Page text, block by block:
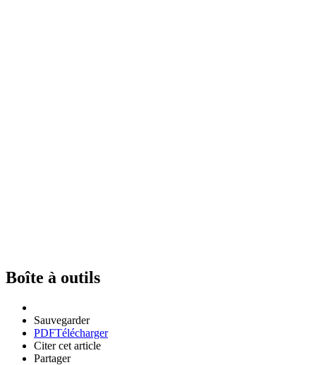
Boîte à outils
Sauvegarder
PDFTélécharger
Citer cet article
Partager